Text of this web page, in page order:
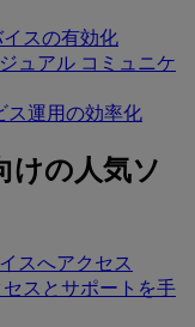
スの有効化
ュアル コミュニケ
ス運用の効率化
けの人気ソ
スへアクセス
セスとサポートを手